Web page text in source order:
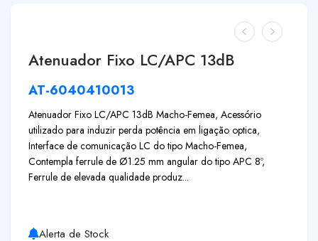
Atenuador Fixo LC/APC 13dB
AT-6040410013
Atenuador Fixo LC/APC 13dB Macho-Femea, Acessório
utilizado para induzir perda potência em ligação optica,
Interface de comunicação LC do tipo Macho-Femea,
Contempla ferrule de Ø1.25 mm angular do tipo APC 8º,
Ferrule de elevada qualidade produz...
Alerta de Stock